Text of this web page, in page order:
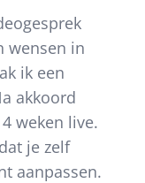
wensen in
ik een
akkoord
weken live.
je zelf
aanpassen.